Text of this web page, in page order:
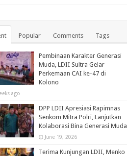
Popular Comments Tags
Pembinaan Karakter Generasi
Muda, LDII Sultra Gelar
Perkemaan CAI ke-47 di
Kolono
ago
DPP LDII Apresiasi Rapimnas
Senkom Mitra Polri, Lanjutkan
Kolaborasi Bina Generasi Muda
June 19, 2026
Terima Kunjungan LDII, Menko